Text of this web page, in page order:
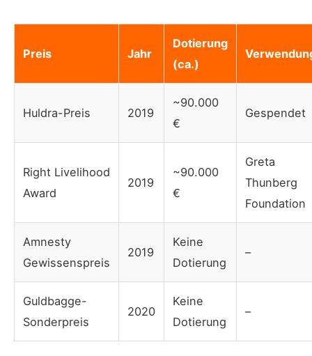
Preis Jahr
Dotierung
(ca.)
Huldra-Preis 2019
~90.000
€
Gespendet
Right Livelihood
Award
2019
~90.000
€
Greta
Thunberg
Foundation
Amnesty
Gewissenspreis
2019
Keine
Dotierung
–
Guldbagge-
Sonderpreis
2020
Keine
Dotierung
–